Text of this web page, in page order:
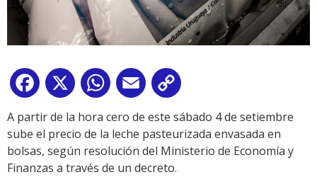
Facebook
X WhatsApp
Email
Link
A partir de la hora cero de este sábado 4 de setiembre
sube el precio de la leche pasteurizada envasada en
bolsas, según resolución del Ministerio de Economía y
Finanzas a través de un decreto.